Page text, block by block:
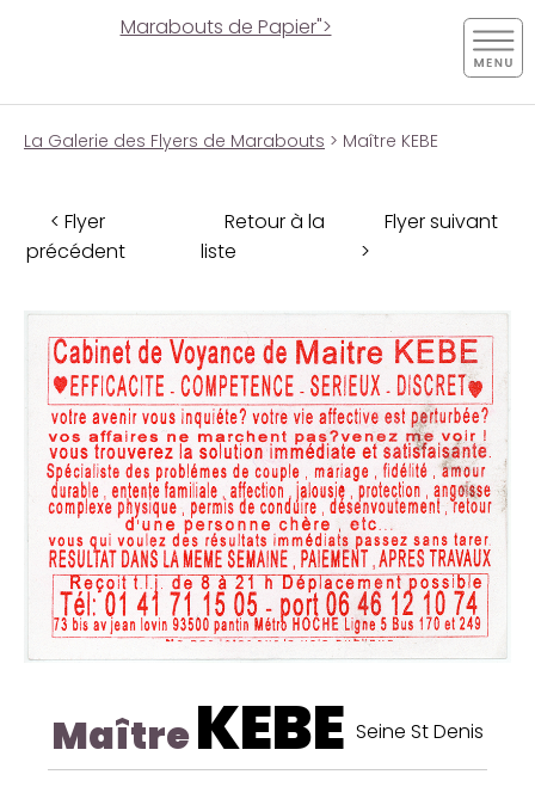
Marabouts de Papier">
La Galerie des Flyers de Marabouts > Maître KEBE
< Flyer
précédent
Retour à la
liste
Flyer suivant
>
MaîtreKEBE Seine St Denis